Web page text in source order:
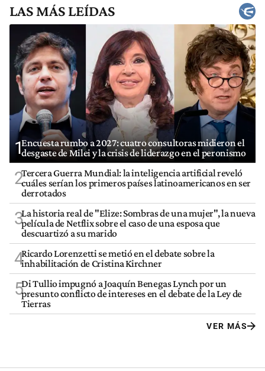
LAS MÁS LEÍDAS
1Encuesta rumbo a 2027: cuatro consultoras midieron el
desgaste de Milei y la crisis de liderazgo en el peronismo
2Tercera Guerra Mundial: la inteligencia artificial reveló
cuáles serían los primeros países latinoamericanos en ser
derrotados
3La historia real de "Elize: Sombras de una mujer", la nueva
película de Netflix sobre el caso de una esposa que
descuartizó a su marido
4Ricardo Lorenzetti se metió en el debate sobre la
inhabilitación de Cristina Kirchner
5Di Tullio impugnó a Joaquín Benegas Lynch por un
presunto conflicto de intereses en el debate de la Ley de
Tierras
VER MÁS